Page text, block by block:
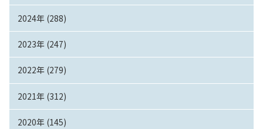
2024年 (288)
2023年 (247)
2022年 (279)
2021年 (312)
2020年 (145)